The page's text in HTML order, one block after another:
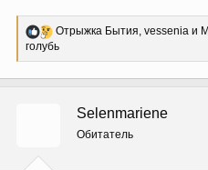
Р
е
а
Отрыжка Бытия, vessenia и
голубь
Selenmariene
Обитатель